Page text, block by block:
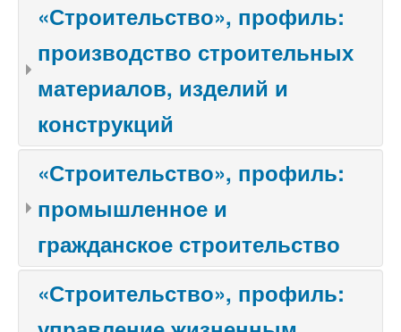
«Строительство», профиль:
производство строительных
материалов, изделий и
конструкций
«Строительство», профиль:
промышленное и
гражданское строительство
«Строительство», профиль: